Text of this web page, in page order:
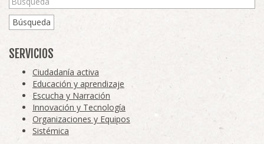
Búsqueda
SERVICIOS
Ciudadanía activa
Educación y aprendizaje
Escucha y Narración
Innovación y Tecnología
Organizaciones y Equipos
Sistémica